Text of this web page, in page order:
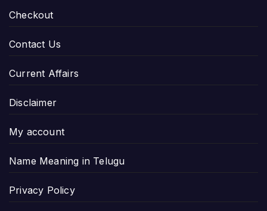
Checkout
Contact Us
Current Affairs
Disclaimer
My account
Name Meaning in Telugu
Privacy Policy